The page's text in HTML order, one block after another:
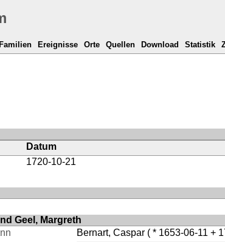
Familien Ereignisse Orte Quellen Download Statistik
Datum
1720-10-21
Geel, Margreth
Bernart, Caspar( * 1653-06-11 +